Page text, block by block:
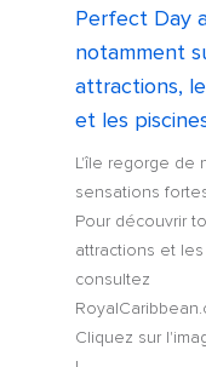
Perfect Day
notamment
attractions,
et les
L'île regorge de
sensations
Pour découvrir
attractions et
consultez
Cliquez sur